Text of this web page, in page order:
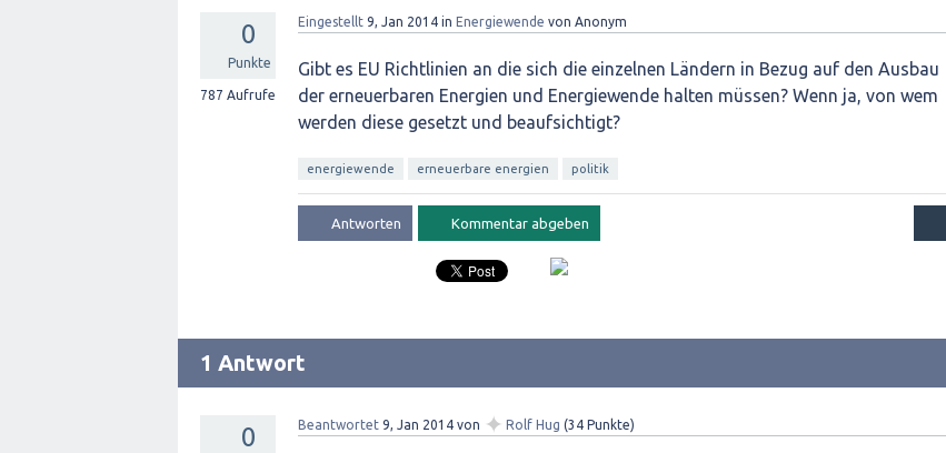
0
Punkte
787 Aufrufe
Eingestellt 9, Jan 2014 in Energiewende von Anonym
Gibt es EU Richtlinien an die sich die einzelnen Ländern in Bezug auf den Ausbau
der erneuerbaren Energien und Energiewende halten müssen? Wenn ja, von wem
werden diese gesetzt und beaufsichtigt?
energiewende erneuerbare energien politik
1 Antwort
0 Beantwortet 9, Jan 2014 von ✦ Rolf Hug (34 Punkte)